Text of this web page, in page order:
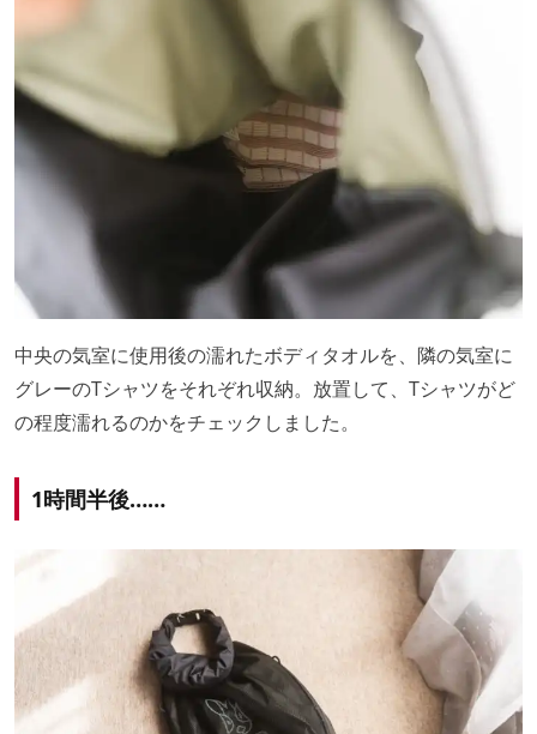
中央の気室に使用後の濡れたボディタオルを、隣の気室に
グレーのTシャツをそれぞれ収納。放置して、Tシャツがど
の程度濡れるのかをチェックしました。
1時間半後……